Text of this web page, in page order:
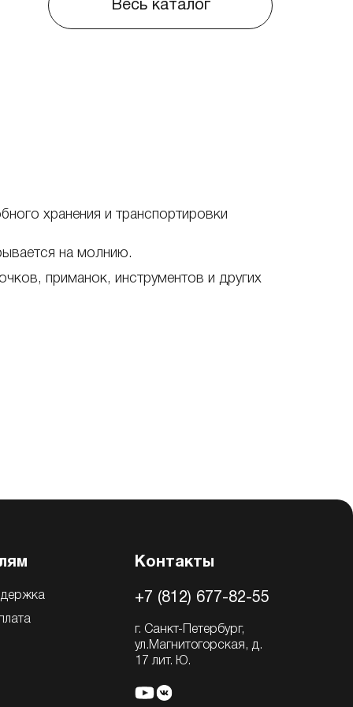
Весь каталог
хранения и транспортировки
на молнию.
приманок, инструментов и других
Контакты
+7 (812) 677-82-55
г. Санкт-Петербург,
ул.Магнитогорская, д.
17 лит. Ю.